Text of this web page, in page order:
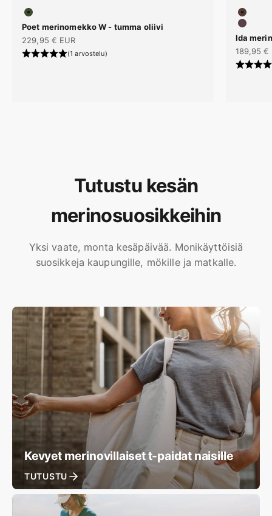
#3E4C2F
Poet merinomekko W - tumma oliivi
Alennushinta
229,95 € EUR
(1 arvostelu)
Ida
189,95 €
Tutustu kesän
merinosuosikkeihin
Yksi vaate, monta kesäpäivää. Monikäyttöisiä
suosikkeja kaupungille, mökille ja matkalle.
Kevyet merinovillaiset t-paidat naisille
TUTUSTU